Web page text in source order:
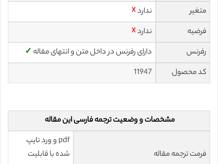
متغیر
ندارد☓
فرضیه
ندارد☓
رفرنس
دارای رفرنس در داخل متن و انتهای مقاله ✓
کد محصول
11947
مشخصات و وضعیت ترجمه فارسی این مقاله
فرمت ترجمه مقاله
pdf و ورد تایپ
شده با قابلیت